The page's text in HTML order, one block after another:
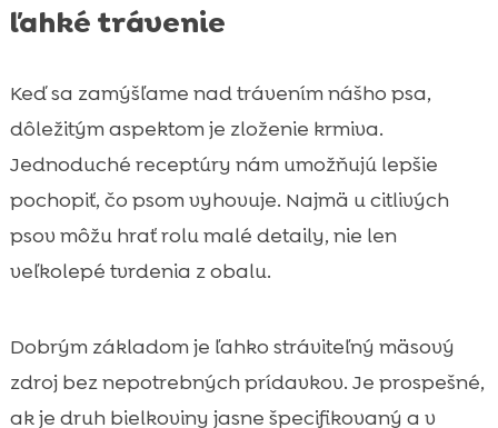
ľahké trávenie
Keď sa zamýšľame nad trávením nášho psa,
dôležitým aspektom je zloženie krmiva.
Jednoduché receptúry nám umožňujú lepšie
pochopiť, čo psom vyhovuje. Najmä u citlivých
psov môžu hrať rolu malé detaily, nie len
veľkolepé tvrdenia z obalu.
Dobrým základom je ľahko stráviteľný mäsový
zdroj bez nepotrebných prídavkov. Je prospešné,
ak je druh bielkoviny jasne špecifikovaný a v